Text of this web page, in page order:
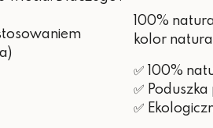
100%
kolor
✅ 100%
✅
✅